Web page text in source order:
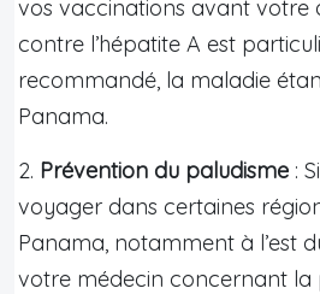
vos vaccinations avant votre
contre l’hépatite A est
recommandé, la maladie
Panama.
2. Prévention du paludisme :
voyager dans certaines
Panama, notamment à l’est
votre médecin concernant la